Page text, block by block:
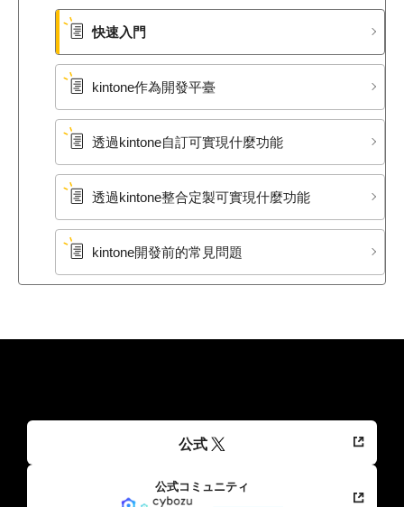
快速入門
kintone作為開發平臺
透過kintone自訂可實現什麼功能
透過kintone整合定製可實現什麼功能
kintone開發前的常見問題
公式
公式コミュニティ